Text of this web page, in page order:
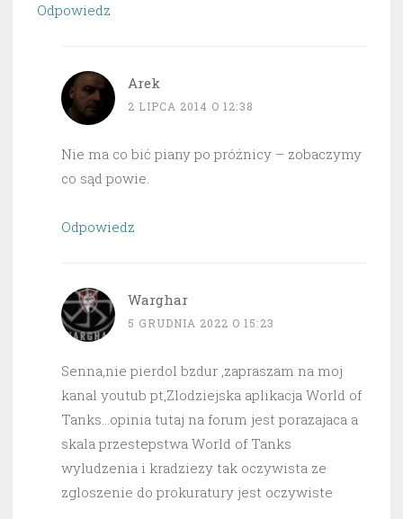
Odpowiedz
Arek
2 LIPCA 2014 O 12:38
Nie ma co bić piany po próżnicy – zobaczymy
co sąd powie.
Odpowiedz
Warghar
5 GRUDNIA 2022 O 15:23
Senna,nie pierdol bzdur ,zapraszam na moj
kanal youtub pt,Zlodziejska aplikacja World of
Tanks…opinia tutaj na forum jest porazajaca a
skala przestepstwa World of Tanks
wyludzenia i kradziezy tak oczywista ze
zgloszenie do prokuratury jest oczywiste